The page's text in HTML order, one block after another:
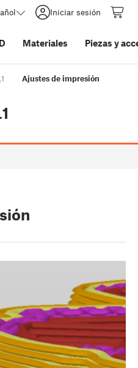
Iniciar sesión
Materiales Piezas y
Ajustes de impresión